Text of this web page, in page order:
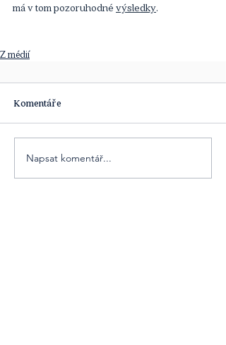
má v tom pozoruhodné výsledky.
Z médií
Komentáře
Napsat komentář...